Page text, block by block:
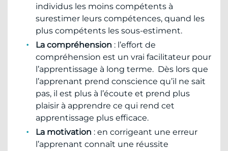
individus les moins compétents à
surestimer leurs compétences, quand les
plus compétents les sous-estiment.
La compréhension : l’effort de
compréhension est un vrai facilitateur pour
l’apprentissage à long terme. Dès lors que
l’apprenant prend conscience qu’il ne sait
pas, il est plus à l’écoute et prend plus
plaisir à apprendre ce qui rend cet
apprentissage plus efficace.
La motivation : en corrigeant une erreur
l’apprenant connaît une réussite